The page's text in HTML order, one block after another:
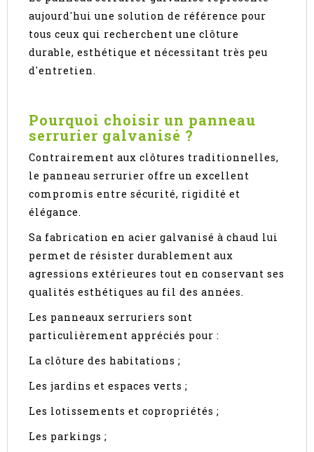
aujourd'hui une solution de référence pour
tous ceux qui recherchent une clôture
durable, esthétique et nécessitant très peu
d'entretien.
Pourquoi choisir un panneau
serrurier galvanisé ?
Contrairement aux clôtures traditionnelles,
le panneau serrurier offre un excellent
compromis entre sécurité, rigidité et
élégance.
Sa fabrication en acier galvanisé à chaud lui
permet de résister durablement aux
agressions extérieures tout en conservant ses
qualités esthétiques au fil des années.
Les panneaux serruriers sont
particulièrement appréciés pour :
La clôture des habitations ;
Les jardins et espaces verts ;
Les lotissements et copropriétés ;
Les parkings ;